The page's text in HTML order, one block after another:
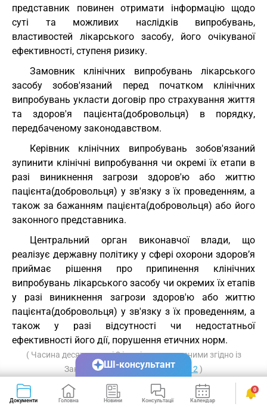
представник повинен отримати інформацію щодо
суті та можливих наслідків випробувань,
властивостей лікарського засобу, його очікуваної
ефективності, ступеня ризику.
Замовник клінічних випробувань лікарського
засобу зобов'язаний перед початком клінічних
випробувань укласти договір про страхування життя
та здоров'я пацієнта(добровольця) в порядку,
передбаченому законодавством.
Керівник клінічних випробувань зобов'язаний
зупинити клінічні випробування чи окремі їх етапи в
разі виникнення загрози здоров'ю або життю
пацієнта(добровольця) у зв'язку з їх проведенням, а
також за бажанням пацієнта(добровольця) або його
законного представника.
Центральний орган виконавчої влади, що
реалізує державну політику у сфері охорони здоров’я
приймає рішення про припинення клінічних
випробувань лікарського засобу чи окремих їх етапів
у разі виникнення загрози здоров'ю або життю
пацієнта(добровольця) у зв'язку з їх проведенням, а
також у разі відсутності чи недостатньої
ефективності його дії, порушення етичних норм.
( Часина десята статті 8 із змінами, внесеними згідно із
Законом№ 5460-VI від 16.10.2012 )
Спонсор клінічного випробування лікарського
засобу чи уповноважена спонсором особа
Документи Головна Новини Консультації Календар Сервіси
0
ШІ-консультант